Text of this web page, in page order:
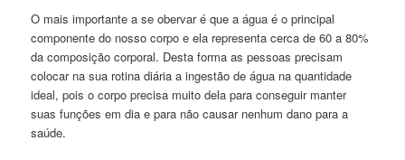
O mais importante a se obervar é que a água é o principal
componente do nosso corpo e ela representa cerca de 60 a 80%
da composição corporal. Desta forma as pessoas precisam
colocar na sua rotina diária a ingestão de água na quantidade
ideal, pois o corpo precisa muito dela para conseguir manter
suas funções em dia e para não causar nenhum dano para a
saúde.